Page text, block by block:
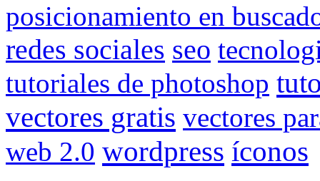
posicionamiento en
redes sociales seo
tutoriales de photoshop
vectores gratis vectores
web 2.0 wordpress íconos